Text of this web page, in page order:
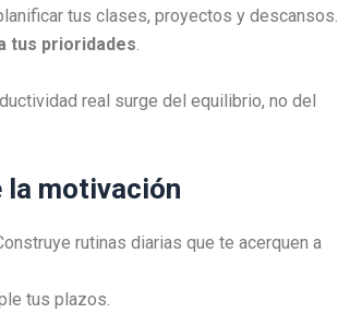
tus clases, proyectos y descansos.
tus prioridades.
real surge del equilibrio, no del
la motivación
rutinas diarias que te acerquen a
tus plazos.